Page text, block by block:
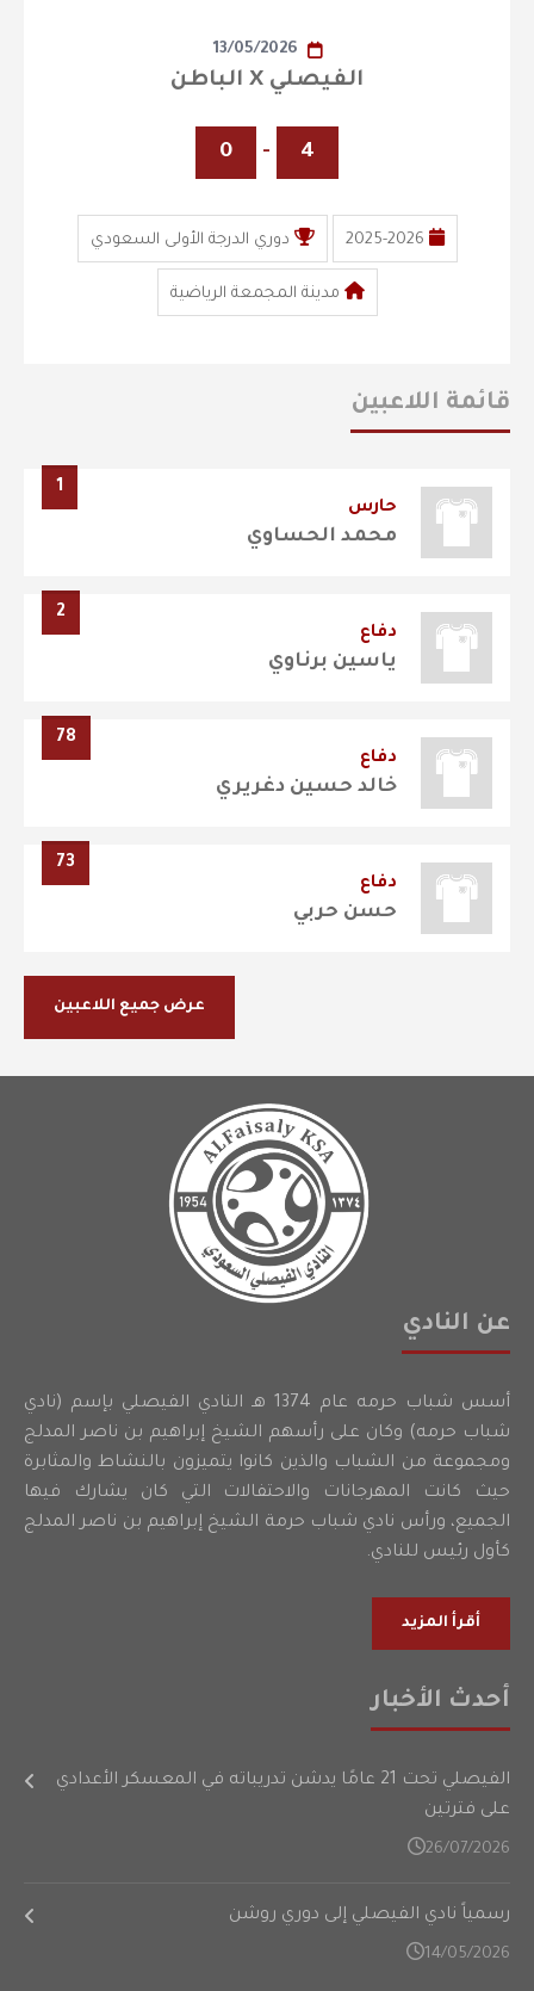
13/05/2026
الفيصلي X الباطن
4
-
0
2025-2026 دوري الدرجة الأولى السعودي
مدينة المجمعة الرياضية
قائمة اللاعبين
1
حارس
محمد الحساوي
2
دفاع
ياسين برناوي
78
دفاع
خالد حسين دغريري
73
دفاع
حسن حربي
عرض جميع اللاعبين
عن النادي
أسس شباب حرمه عام 1374 هـ النادي الفيصلي بإسم (نادي
شباب حرمه) وكان على رأسهم الشيخ إبراهيم بن ناصر المدلج
ومجموعة من الشباب والذين كانوا يتميزون بالنشاط والمثابرة
حيث كانت المهرجانات والاحتفالات التي كان يشارك فيها
الجميع، ورأس نادي شباب حرمة الشيخ إبراهيم بن ناصر المدلج
كأول رئيس للنادي.
أقرأ المزيد
أحدث الأخبار
الفيصلي تحت 21 عامًا يدشن تدريباته في المعسكر الأعدادي
على فترتين
26/07/2026
رسمياً نادي الفيصلي إلى دوري روشن
14/05/2026